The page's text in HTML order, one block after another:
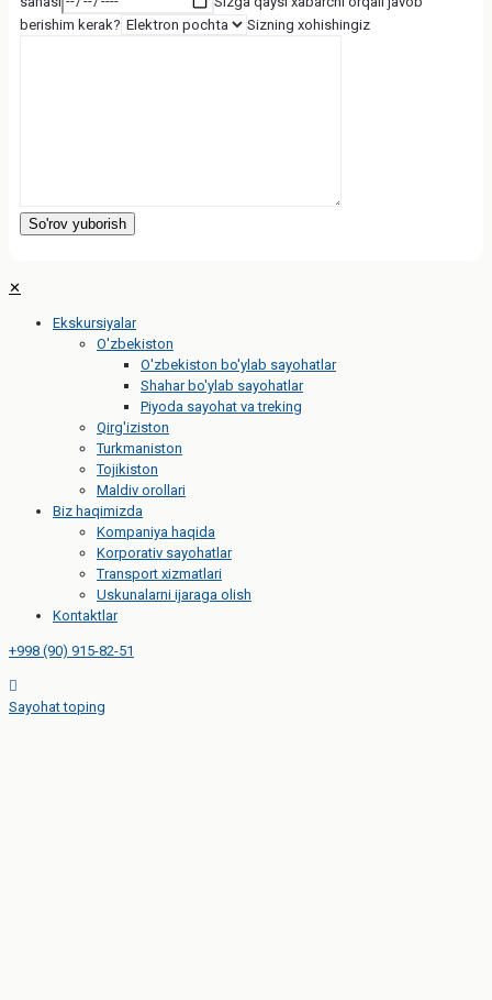
berishim kerak?
Sizning xohishingiz
✕
Ekskursiyalar
O'zbekiston
O'zbekiston bo'ylab sayohatlar
Shahar bo'ylab sayohatlar
Piyoda sayohat va treking
Qirg'iziston
Turkmaniston
Tojikiston
Maldiv orollari
Biz haqimizda
Kompaniya haqida
Korporativ sayohatlar
Transport xizmatlari
Uskunalarni ijaraga olish
Kontaktlar
+998 (90) 915-82-51
Sayohat toping